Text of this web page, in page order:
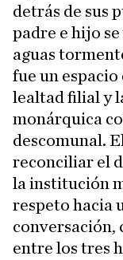
detrás de sus
padre e hijo
aguas
fue un
lealtad filial y
monárquica
descomunal.
reconciliar el
la institución
respeto hacia
conversación,
entre los tres